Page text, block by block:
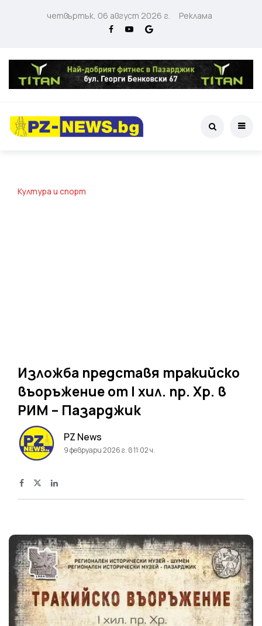
четвъртък, 06 август 2026 г. Реклама
Култура и спорт
Изложба представя тракийско
въоръжение от I хил. пр. Хр. в
РИМ – Пазарджик
PZ News
9 февруари 2026 г. в 11:02 ч.